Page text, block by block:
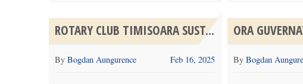
ROTARY CLUB TIMISOARA SUST...
By Bogdan Aungurence Feb 16, 2025
ORA
By Bogdan